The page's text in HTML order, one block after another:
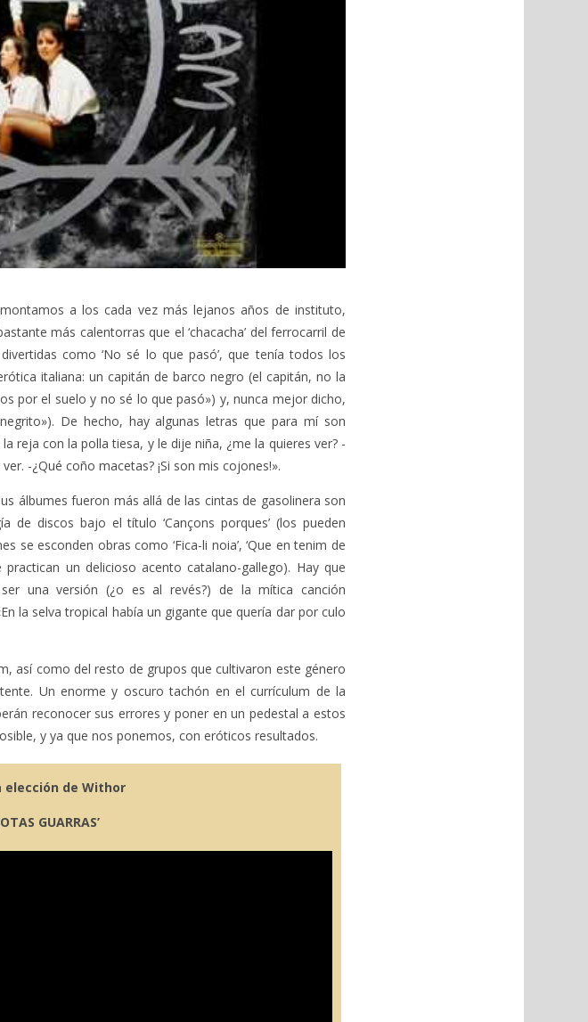
a los cada vez más lejanos años de instituto,
más calentorras que el ‘chacacha’ del ferrocarril de
como ‘No sé lo que pasó’, que tenía todos los
italiana: un capitán de barco negro (el capitán, no la
por el suelo y no sé lo que pasó») y, nunca mejor dicho,
De hecho, hay algunas letras que para mí son
reja con la polla tiesa, y le dije niña, ¿me la quieres ver? -
-¿Qué coño macetas? ¡Si son mis cojones!».
álbumes fueron más allá de las cintas de gasolinera son
discos bajo el título ‘Cançons porques’ (los pueden
se esconden obras como ‘Fica-li noia’, ‘Que en tenim de
practican un delicioso acento catalano-gallego). Hay que
ser una versión (¿o es al revés?) de la mítica canción
la selva tropical había un gigante que quería dar por culo
así como del resto de grupos que cultivaron este género
Un enorme y oscuro tachón en el currículum de la
reconocer sus errores y poner en un pedestal a estos
y ya que nos ponemos, con eróticos resultados.
elección de Withor
GUARRAS’